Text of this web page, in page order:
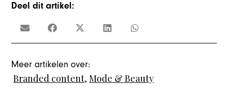
Deel dit artikel:
Meer artikelen over:
Branded content,Mode & Beauty